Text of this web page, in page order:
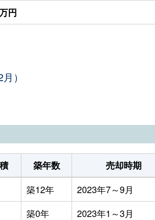
円
）
築年数
売却時期
築12年
2023年7～9月
築0年
2023年1～3月